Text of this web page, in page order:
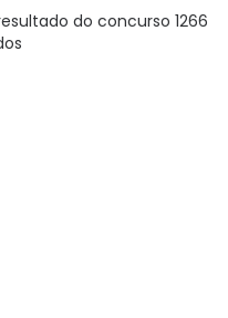
do concurso 1266